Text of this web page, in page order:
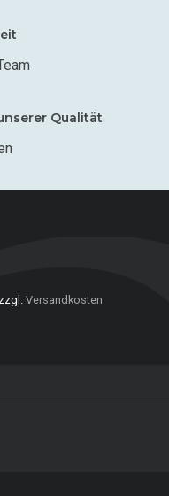
Qualität
Versandkosten